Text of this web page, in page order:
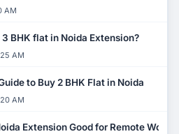
AM
BHK flat in Noida Extension?
AM
to Buy 2 BHK Flat in Noida
AM
Extension Good for Remote Work?